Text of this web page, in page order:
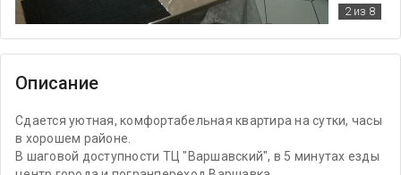
2из 8
Описание
Сдается уютная, комфортабельная квартира на сутки, часы
в хорошем районе.
В шаговой доступности ТЦ "Варшавский", в 5 минутах езды